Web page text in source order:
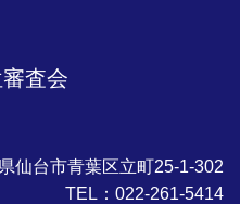
査会
仙台市青葉区立町25-1-302
TEL： 022-261-5414